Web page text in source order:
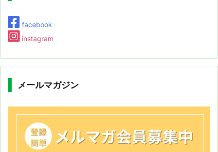
facebook
instagram
メールマガジン